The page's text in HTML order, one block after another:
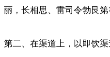
丽，长相思、雷司令勃艮第
第二、在渠道上，以即饮